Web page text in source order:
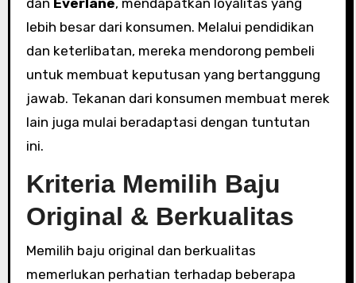
dan Everlane, mendapatkan loyalitas yang
lebih besar dari konsumen. Melalui pendidikan
dan keterlibatan, mereka mendorong pembeli
untuk membuat keputusan yang bertanggung
jawab. Tekanan dari konsumen membuat merek
lain juga mulai beradaptasi dengan tuntutan
ini.
Kriteria Memilih Baju
Original & Berkualitas
Memilih baju original dan berkualitas
memerlukan perhatian terhadap beberapa